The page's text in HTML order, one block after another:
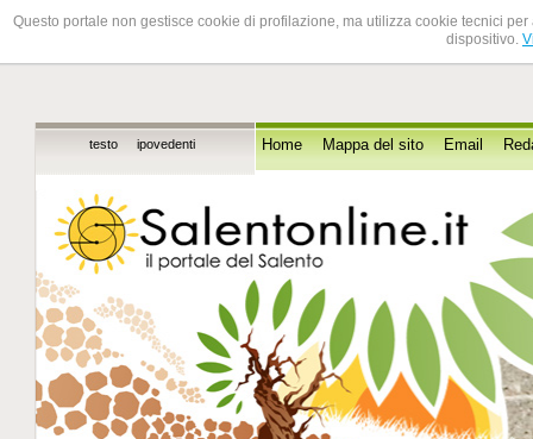
Questo portale non gestisce cookie di profilazione, ma utilizza cookie tecnici
dispositivo.
testo ipovedenti Home Mappa del sito Email